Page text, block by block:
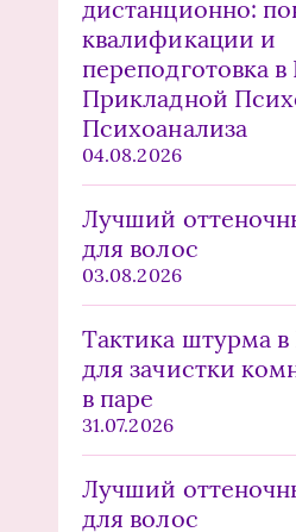
дистанционно:
квалификации и
переподготовка
Прикладной
Психоанализа
04.08.2026
Лучший
для волос
03.08.2026
Тактика штурма
для зачистки
в паре
31.07.2026
Лучший
для волос